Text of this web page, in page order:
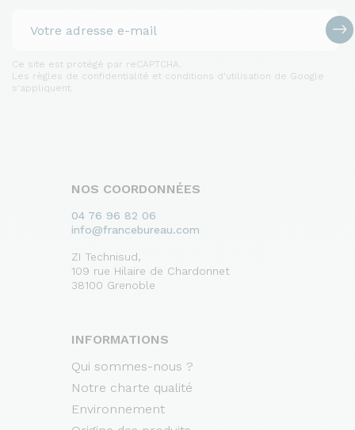
Ce site est protégé par reCAPTCHA.
Les règles de confidentialité et conditions d'utilisation de Google
s'appliquent.
NOS COORDONNÉES
04 76 96 82 06
info@francebureau.com
ZI Technisud,
109 rue Hilaire de Chardonnet
38100 Grenoble
INFORMATIONS
Qui sommes-nous ?
Notre charte qualité
Environnement